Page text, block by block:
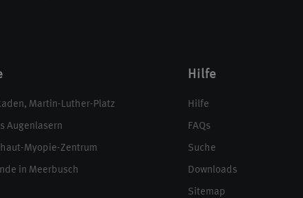
Martin-Luther-Platz
Augenlasern
Myopie-Zentrum
in Meerbusch
Hilfe
Hilfe
FAQs
Suche
Downloads
Sitemap